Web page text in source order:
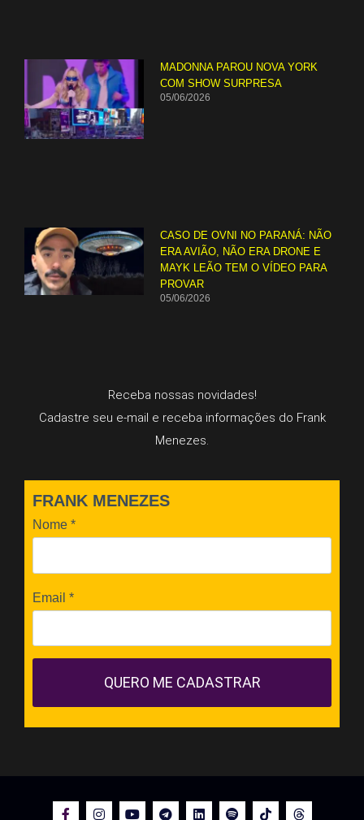
MADONNA PAROU NOVA YORK
COM SHOW SURPRESA
05/06/2026
CASO DE OVNI NO PARANÁ: NÃO
ERA AVIÃO, NÃO ERA DRONE E
MAYK LEÃO TEM O VÍDEO PARA
PROVAR
05/06/2026
Receba nossas novidades!
Cadastre seu e-mail e receba informações do Frank
Menezes.
FRANK MENEZES
Nome *
Email *
QUERO ME CADASTRAR